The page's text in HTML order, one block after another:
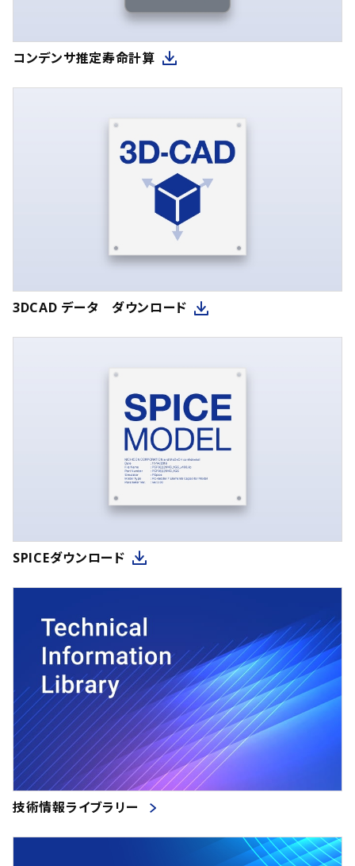
コンデンサ推定寿命計算
3DCAD データ ダウンロード
SPICEダウンロード
技術情報ライブラリー